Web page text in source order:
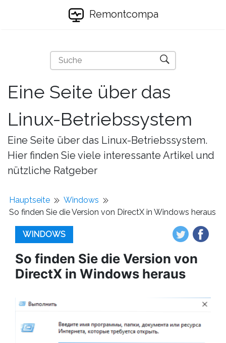
Remontcompa
Eine Seite über das
Linux-Betriebssystem
Eine Seite über das Linux-Betriebssystem.
Hier finden Sie viele interessante Artikel und
nützliche Ratgeber
Hauptseite
Windows
So finden Sie die Version von DirectX in Windows heraus
WINDOWS
So finden Sie die Version von
DirectX in Windows heraus